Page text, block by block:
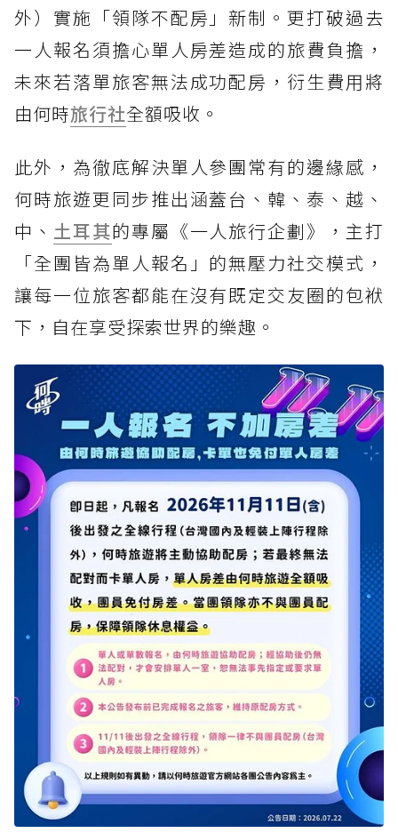
外）實施「領隊不配房」新制。更打破過去
一人報名須擔心單人房差造成的旅費負擔，
未來若落單旅客無法成功配房，衍生費用將
由何時旅行社全額吸收。
此外，為徹底解決單人參團常有的邊緣感，
何時旅遊更同步推出涵蓋台、韓、泰、越、
中、 土耳其的專屬《一人旅行企劃》，主打
「全團皆為單人報名」的無壓力社交模式，
讓每一位旅客都能在沒有既定交友圈的包袱
下，自在享受探索世界的樂趣。